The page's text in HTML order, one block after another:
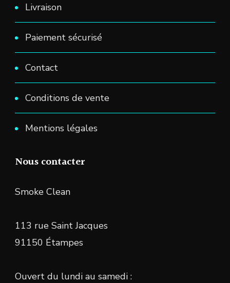
Livraison
Paiement sécurisé
Contact
Conditions de vente
Mentions légales
Nous contacter
Smoke Clean
113 rue Saint Jacques
91150 Étampes
Ouvert du lundi au samedi :